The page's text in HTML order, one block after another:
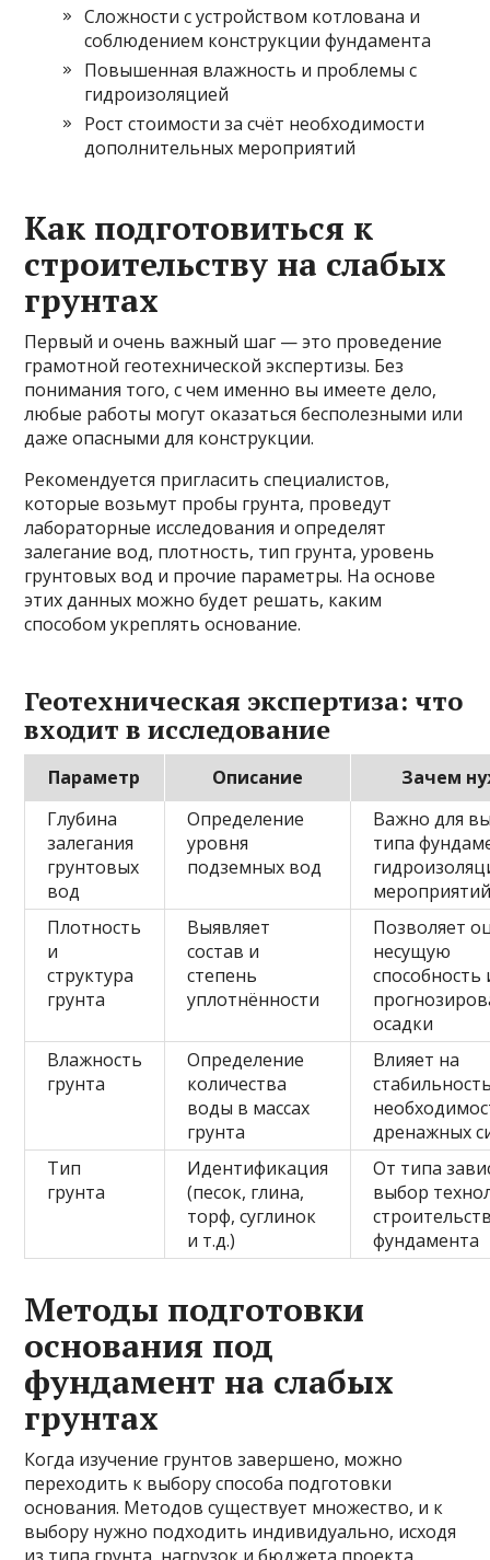
Сложности с устройством котлована и
соблюдением конструкции фундамента
Повышенная влажность и проблемы с
гидроизоляцией
Рост стоимости за счёт необходимости
дополнительных мероприятий
Как подготовиться к
строительству на слабых
грунтах
Первый и очень важный шаг — это проведение
грамотной геотехнической экспертизы. Без
понимания того, с чем именно вы имеете дело,
любые работы могут оказаться бесполезными или
даже опасными для конструкции.
Рекомендуется пригласить специалистов,
которые возьмут пробы грунта, проведут
лабораторные исследования и определят
залегание вод, плотность, тип грунта, уровень
грунтовых вод и прочие параметры. На основе
этих данных можно будет решать, каким
способом укреплять основание.
Геотехническая экспертиза: что
входит в исследование
Параметр Описание
Зачем
Глубина
залегания
грунтовых
вод
Определение
уровня
подземных вод
Важно для
типа
Плотность
и
структура
грунта
Выявляет
состав и
степень
уплотнённости
Позволяет
несущую
способность
осадки
Влажность
грунта
Определение
количества
воды в массах
грунта
Влияет на
дренажных
Тип
грунта
Идентификация
(песок, глина,
торф, суглинок
и т.д.)
От типа
выбор
фундамента
Методы подготовки
основания под
фундамент на слабых
грунтах
Когда изучение грунтов завершено, можно
переходить к выбору способа подготовки
основания. Методов существует множество, и к
выбору нужно подходить индивидуально, исходя